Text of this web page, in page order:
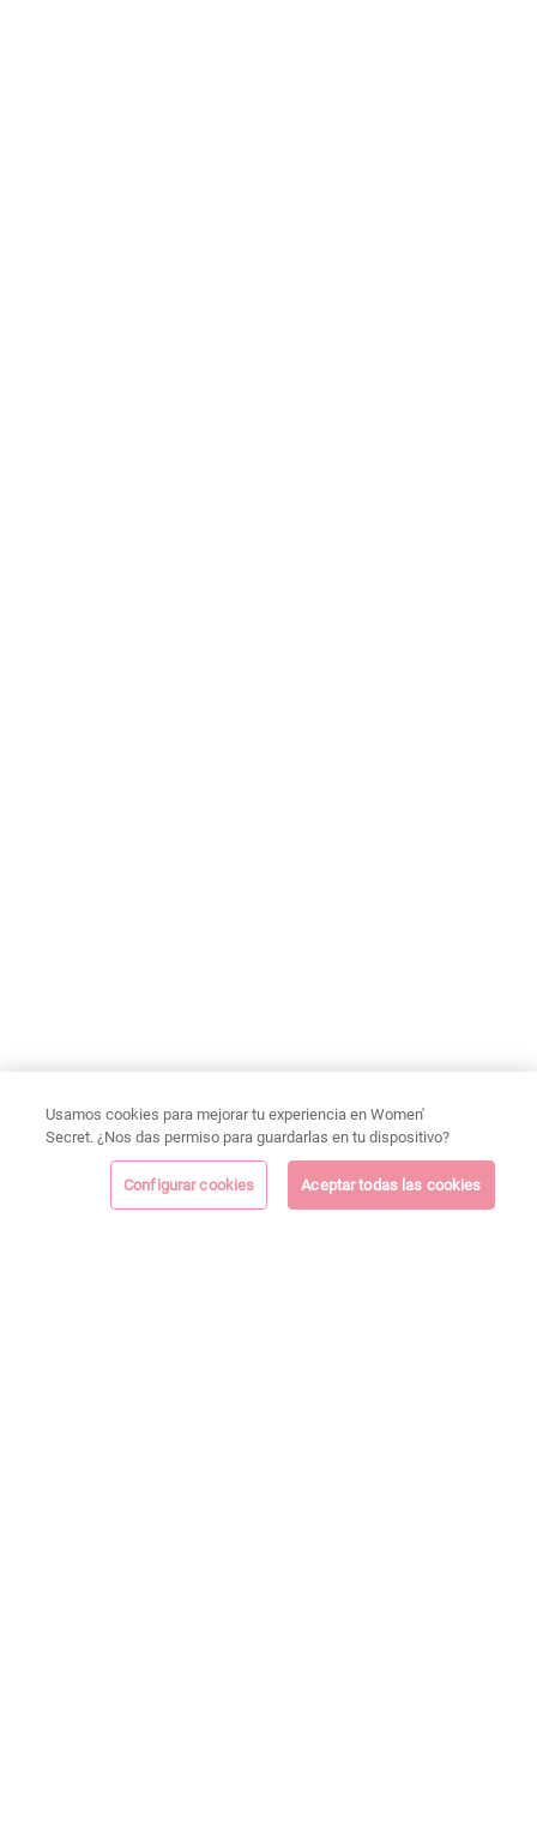
Usamos cookies para mejorar tu experiencia en Women'
Secret. ¿Nos das permiso para guardarlas en tu dispositivo?
Configurar cookies Aceptar todas las cookies